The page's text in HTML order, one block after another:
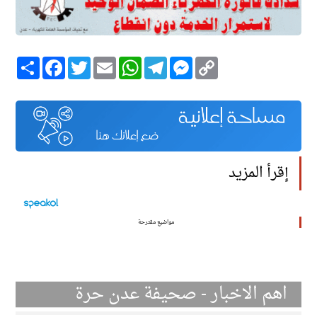
انشر
FacebookTwitterEmail
WhatsAppTelegram
MessengerCopy
Link
إقرأ المزيد
مواضيع مقترحة
اهم الاخبار - صحيفة عدن حرة